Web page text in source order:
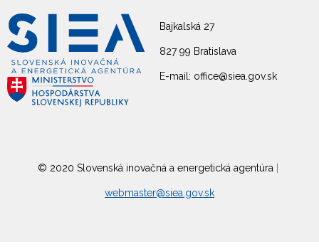
Bajkalská 27
827 99 Bratislava
E-mail: office@siea.gov.sk
© 2020 Slovenská inovačná a energetická agentúra
webmaster@siea.gov.sk